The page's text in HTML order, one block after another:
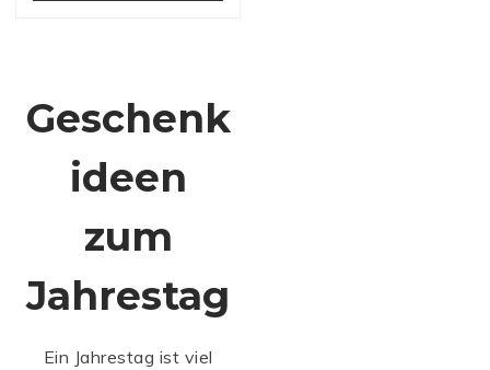
Geschenk
ideen
zum
Jahrestag
Ein Jahrestag ist viel